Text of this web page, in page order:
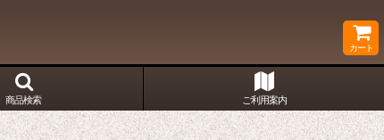
カート
商品検索 ご利用案内